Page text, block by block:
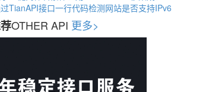
TianAPI接口一行代码检测网站是否支持IPv6
OTHER API 更多>